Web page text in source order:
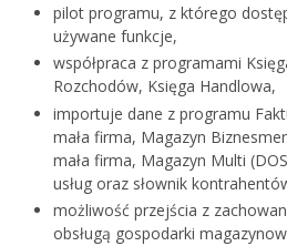
pilot programu, z którego
używane funkcje,
współpraca z programami
Rozchodów, Księga Handlowa,
importuje dane z programu
mała firma, Magazyn
mała firma, Magazyn Multi
usług oraz słownik
możliwość przejścia z
obsługą gospodarki